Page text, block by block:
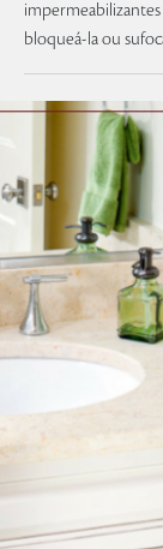
bloqueá-la ou